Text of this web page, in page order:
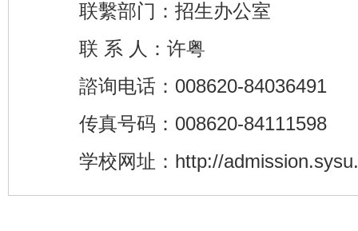
联繫部门：招生办公室
联 系 人：许粤
諮询电话：008620-84036491
传真号码：008620-84111598
学校网址：http://